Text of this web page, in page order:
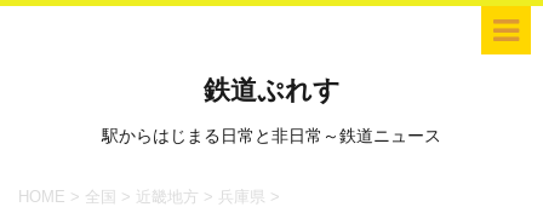
鉄道ぷれす
駅からはじまる日常と非日常～鉄道ニュース
HOME > 全国 > 近畿地方 > 兵庫県 >